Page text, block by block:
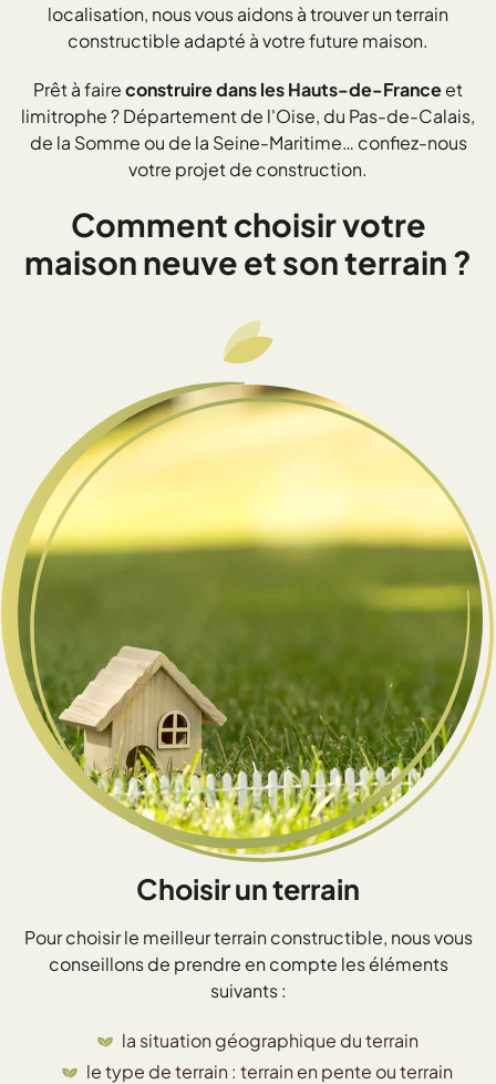
localisation, nous vous aidons à trouver un terrain
constructible adapté à votre future maison.
Prêt à faireconstruire dans les Hauts-de-Franceet
limitrophe ? Département de l'Oise, du Pas-de-Calais,
de la Somme ou de la Seine-Maritime… confiez-nous
votre projet de construction.
Comment choisir votre
maison neuve et son terrain ?
Choisir un terrain
Pour choisir le meilleur terrain constructible, nous vous
conseillons de prendre en compte les éléments
suivants :
la situation géographique du terrain
le type de terrain : terrain en pente ou terrain